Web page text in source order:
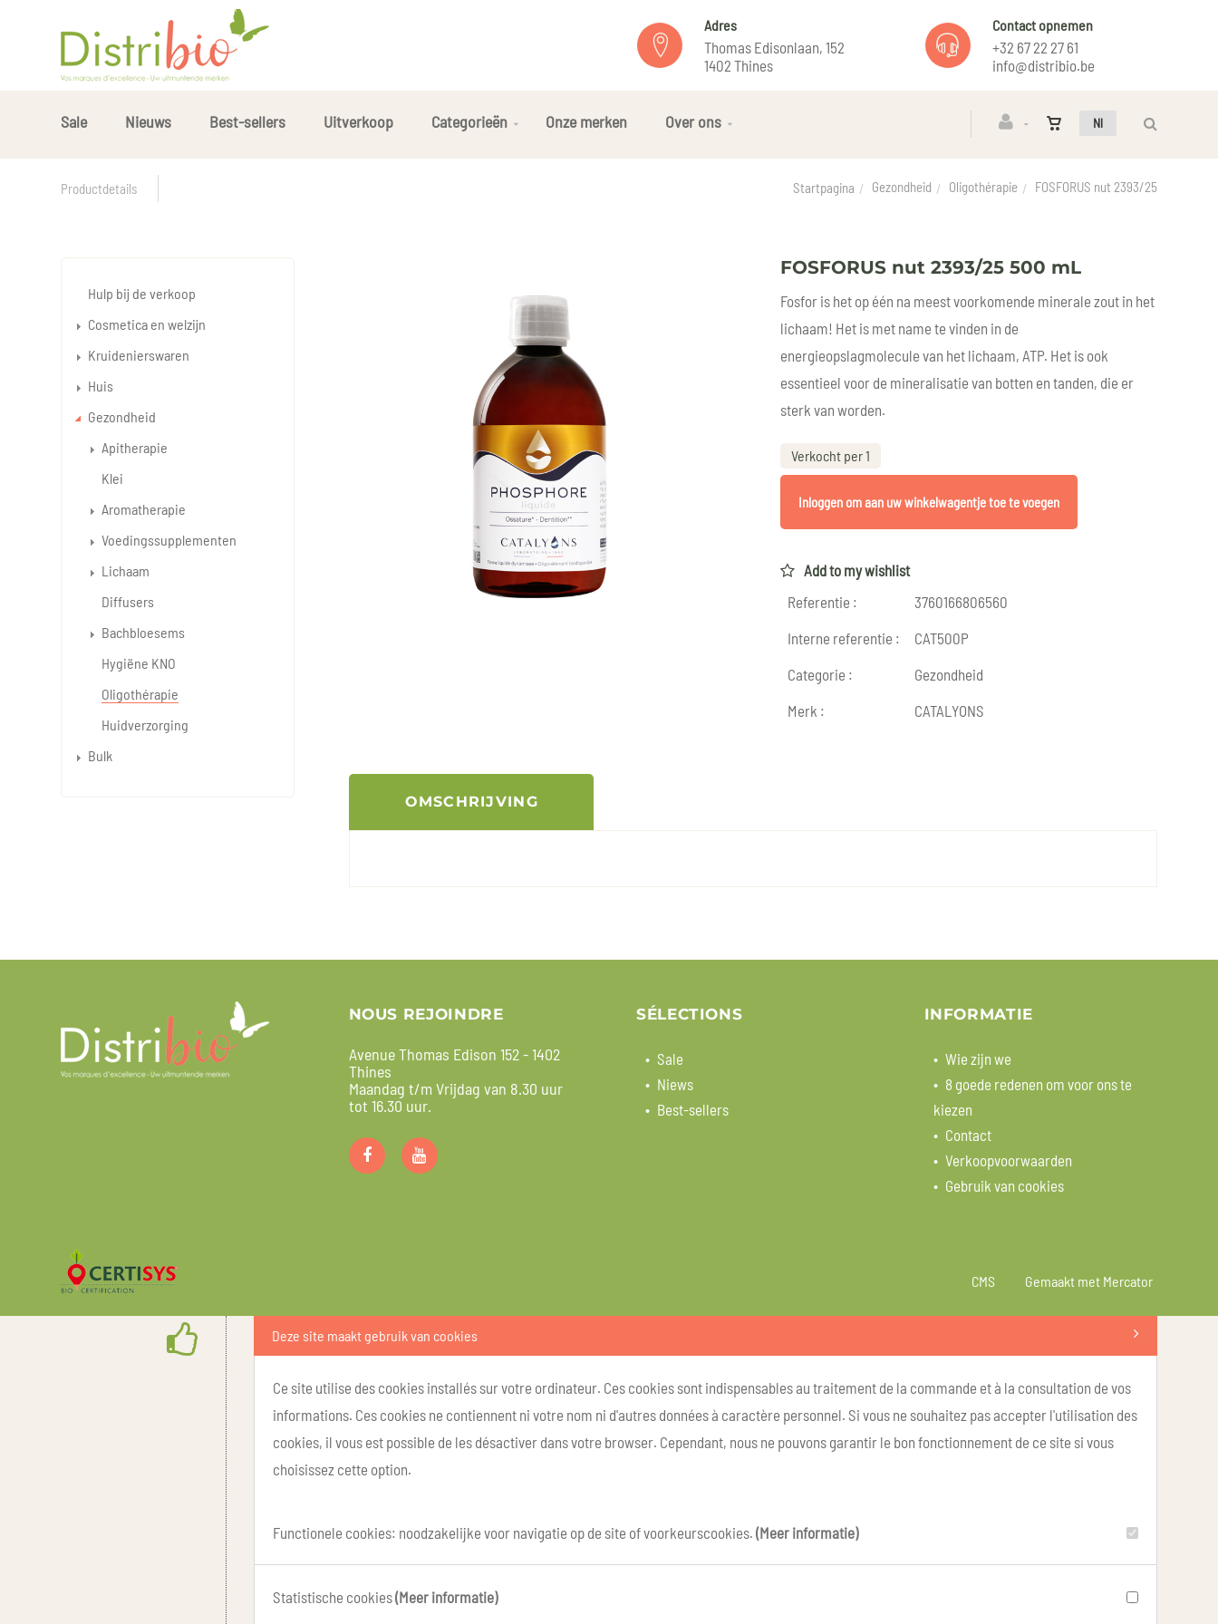
Adres
Thomas Edisonlaan, 152
1402 Thines
Contact opnemen
+32 67 22 27 61
info@distribio.be
Nl
Sale Nieuws Best-sellers Uitverkoop Categorieën Onze merken Over ons
Productdetails Startpagina Gezondheid Oligothérapie FOSFORUS nut 2393/25
FOSFORUS nut 2393/25 500 mL
Fosfor is het op één na meest voorkomende minerale zout in het
lichaam! Het is met name te vinden in de
energieopslagmolecule van het lichaam, ATP. Het is ook
essentieel voor de mineralisatie van botten en tanden, die er
sterk van worden.
Verkocht per 1
Inloggen om aan uw winkelwagentje toe te voegen
Add to my wishlist
Referentie :
3760166806560
Interne referentie :
CAT500P
Categorie :
Gezondheid
Merk :
CATALYONS
OMSCHRIJVING
Hulp bij de verkoop
Cosmetica en welzijn
Kruidenierswaren
Huis
Gezondheid
Apitherapie
Klei
Aromatherapie
Voedingssupplementen
Lichaam
Diffusers
Bachbloesems
Hygiëne KNO
Oligothérapie
Huidverzorging
Bulk
NOUS REJOINDRE
Avenue Thomas Edison 152 - 1402
Thines
Maandag t/m Vrijdag van 8.30 uur
tot 16.30 uur.
SÉLECTIONS
Sale
Niews
Best-sellers
INFORMATIE
Wie zijn we
8 goede redenen om voor ons te
kiezen
Contact
Verkoopvoorwaarden
Gebruik van cookies
CMS Gemaakt met Mercator
Deze site maakt gebruik van cookies
Ce site utilise des cookies installés sur votre ordinateur. Ces cookies sont indispensables au traitement de la commande et à la consultation de vos
informations. Ces cookies ne contiennent ni votre nom ni d'autres données à caractère personnel. Si vous ne souhaitez pas accepter l'utilisation des
cookies, il vous est possible de les désactiver dans votre browser. Cependant, nous ne pouvons garantir le bon fonctionnement de ce site si vous
choisissez cette option.
Functionele cookies: noodzakelijke voor navigatie op de site of voorkeurscookies. (Meer informatie)
Statistische cookies(Meer informatie)